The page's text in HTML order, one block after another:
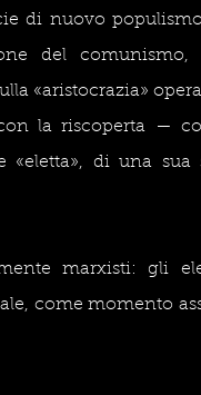
di nuovo
del comunismo,
«aristocrazia»
la riscoperta —
di una sua
marxisti: gli
come momento